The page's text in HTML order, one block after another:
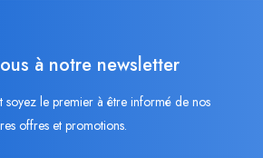
à notre newsletter
soyez le premier à être informé de nos
offres et promotions.